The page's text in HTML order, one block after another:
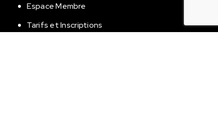
Espace Membre
Tarifs et Inscriptions